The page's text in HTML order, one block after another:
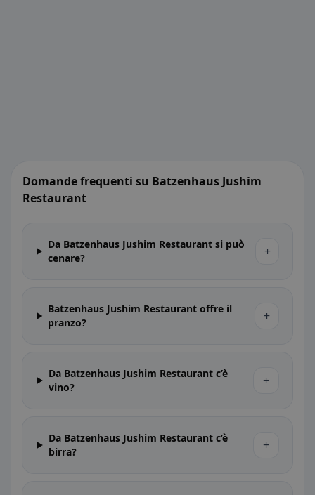
Domande frequenti su Batzenhaus Jushim
Restaurant
Da Batzenhaus Jushim Restaurant si può
cenare?
+
Batzenhaus Jushim Restaurant offre il
pranzo?
+
Da Batzenhaus Jushim Restaurant c’è
vino?
+
Da Batzenhaus Jushim Restaurant c’è
birra?
+